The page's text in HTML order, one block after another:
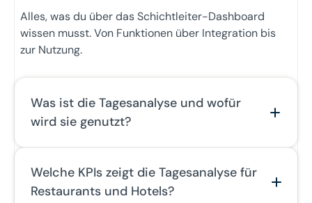
Alles, was du über das Schichtleiter-Dashboard
wissen musst. Von Funktionen über Integration bis
zur Nutzung.
Was ist die Tagesanalyse und wofür
wird sie genutzt?
Die Tagesanalyse ist das Herzstück des
Tagescontrollings in Nesto. Sie bietet drei Ansichten:
(1) Umsatz pro Stunde (Prognose vs. Ist-Umsatz
Welche KPIs zeigt die Tagesanalyse für
Restaurants und Hotels?